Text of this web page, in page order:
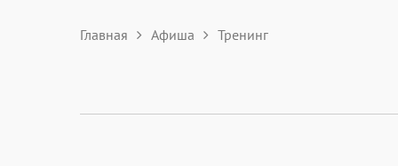
Главная Афиша Тренинг